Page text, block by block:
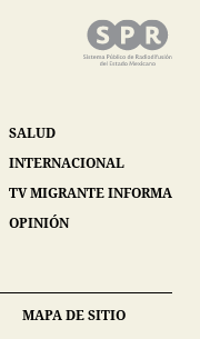
SALUD
INTERNACIONAL
TV MIGRANTE INFORMA
OPINIÓN
MAPA DE SITIO